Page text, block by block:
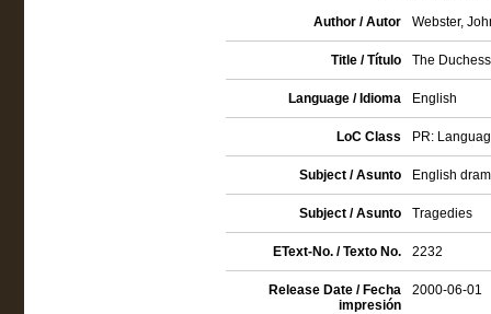
Author / Autor
Webster,
Title / Título The
Language / Idioma English
LoC Class PR:
Subject / Asunto English
Subject / Asunto Tragedies
EText-No. / Texto No. 2232
Release Date / Fecha
impresión
2000-06-01